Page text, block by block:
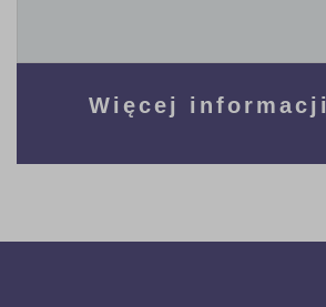
Więcej informacji